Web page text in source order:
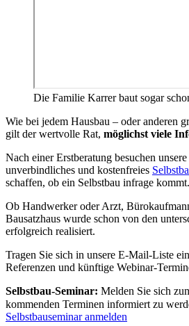
Die Familie Karrer baut sogar
Wie bei jedem Hausbau – oder anderen
gilt der wertvolle Rat, möglichst viele
Nach einer Erstberatung besuchen
unverbindliches und kostenfreies
schaffen, ob ein Selbstbau infrage kommt.
Ob Handwerker oder Arzt,
Bausatzhaus wurde schon von den
erfolgreich realisiert.
Tragen Sie sich in unsere E-Mail-Liste
Referenzen und künftige Webinar-
Selbstbau-Seminar: Melden Sie sich
kommenden Terminen informiert zu
Selbstbauseminar anmelden